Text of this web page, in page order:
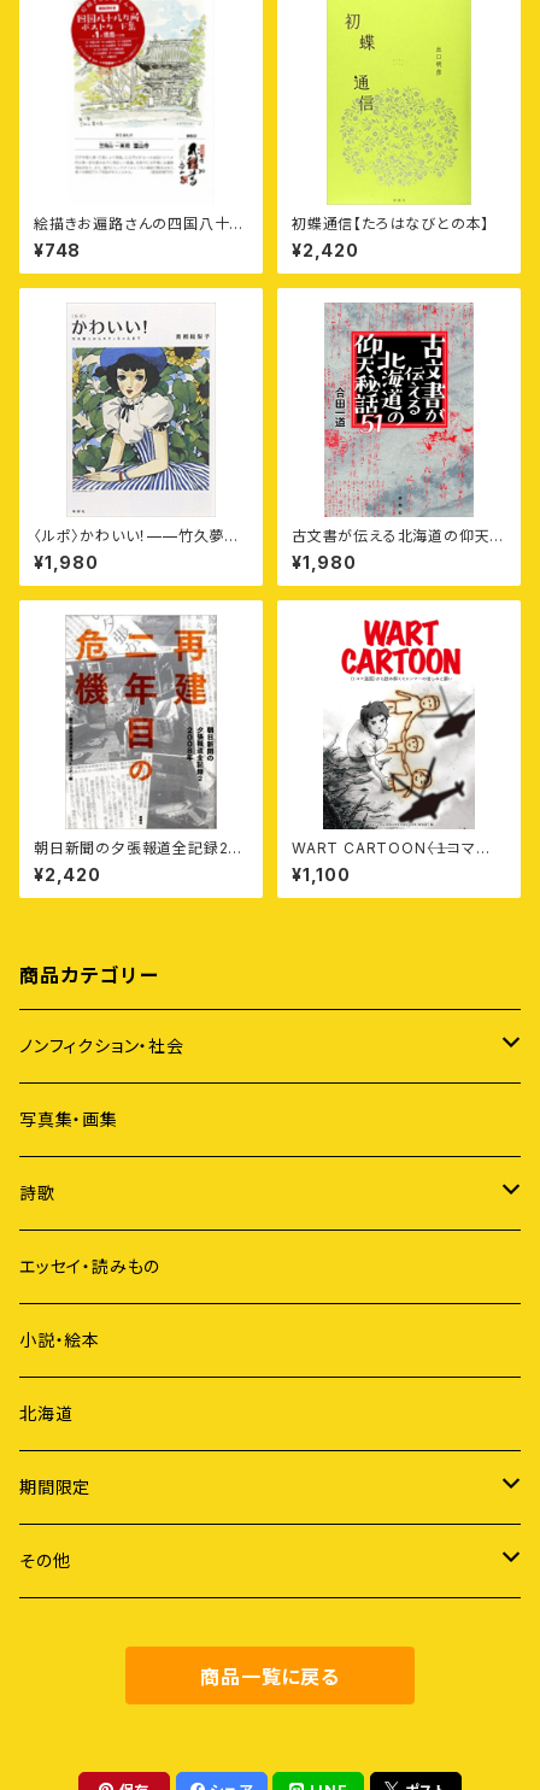
絵描きお遍路さんの四国八十八
カ所御朱印付きポストカード集
〈第1集〉徳島11カ寺
¥748
初蝶通信【たろはなびとの本】
¥2,420
〈ルポ〉かわいい！——竹久夢二
からキティちゃんまで
¥1,980
古文書が伝える北海道の仰天秘
話51
¥1,980
朝日新聞の夕張報道全記録2
——再建二年目の危機
¥2,420
WART CARTOON⸺〈１コマ
漫画〉から読み解くミャンマーの
苦しみと願い
¥1,100
商品カテゴリー
ノンフィクション・社会
アイヌ
原発
ジェンダー
歴史
国際社会
ライフスタイル
労働
農業・食
写真集・画集
詩歌
短歌
俳句
詩
エッセイ・読みもの
小説・絵本
北海道
期間限定
謝恩セール
その他
商品一覧に戻る